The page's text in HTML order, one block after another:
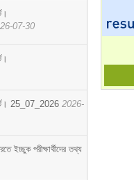
07-30
25_07_2026 2026-
ইচ্ছুক পরীক্ষার্থীদের তথ্য